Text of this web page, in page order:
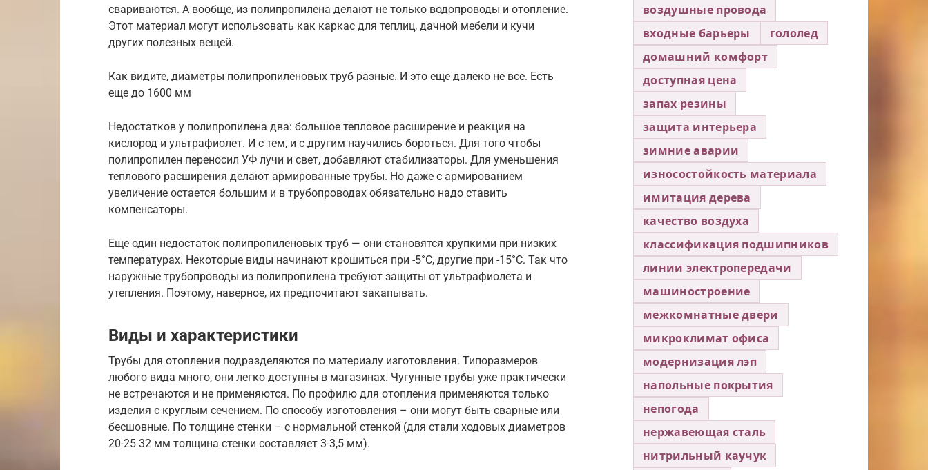
свариваются. А вообще, из полипропилена делают не только водопроводы и отопление.
Этот материал могут использовать как каркас для теплиц, дачной мебели и кучи
других полезных вещей.
Как видите, диаметры полипропиленовых труб разные. И это еще далеко не все. Есть
еще до 1600 мм
Недостатков у полипропилена два: большое тепловое расширение и реакция на
кислород и ультрафиолет. И с тем, и с другим научились бороться. Для того чтобы
полипропилен переносил УФ лучи и свет, добавляют стабилизаторы. Для уменьшения
теплового расширения делают армированные трубы. Но даже с армированием
увеличение остается большим и в трубопроводах обязательно надо ставить
компенсаторы.
Еще один недостаток полипропиленовых труб — они становятся хрупкими при низких
температурах. Некоторые виды начинают крошиться при -5°C, другие при -15°С. Так что
наружные трубопроводы из полипропилена требуют защиты от ультрафиолета и
утепления. Поэтому, наверное, их предпочитают закапывать.
Виды и характеристики
Трубы для отопления подразделяются по материалу изготовления. Типоразмеров
любого вида много, они легко доступны в магазинах. Чугунные трубы уже практически
не встречаются и не применяются. По профилю для отопления применяются только
изделия с круглым сечением. По способу изготовления – они могут быть сварные или
бесшовные. По толщине стенки – с нормальной стенкой (для стали ходовых диаметров
20-25 32 мм толщина стенки составляет 3-3,5 мм).
воздушные провода
входные барьеры
гололед
домашний комфорт
доступная цена
запах резины
защита интерьера
зимние аварии
износостойкость материала
имитация дерева
качество воздуха
классификация подшипников
линии электропередачи
машиностроение
межкомнатные двери
микроклимат офиса
модернизация лэп
напольные покрытия
непогода
нержавеющая сталь
нитрильный каучук